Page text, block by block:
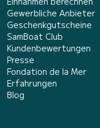
Gewerbliche Anbieter
Geschenkgutscheine
SamBoat Club
Kundenbewertungen
Presse
Fondation de la Mer
Erfahrungen
Blog